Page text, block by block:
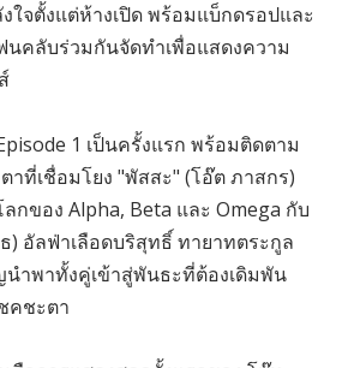
ใจตั้งแต่ห้างเปิด พร้อมแบ็กดรอปและ
นคลับร่วมกันจัดทำเพื่อแสดงความ
1 เป็นครั้งแรก พร้อมติดตาม
าที่เชื่อมโยง "พัสสะ" (โอ๊ต ภาสกร)
กของ Alpha, Beta และ Omega กับ
อัลฟ่าเลือดบริสุทธิ์ ทายาทตระกูล
ำพาทั้งคู่เข้าสู่พันธะที่ต้องเดิมพัน
คชะตา